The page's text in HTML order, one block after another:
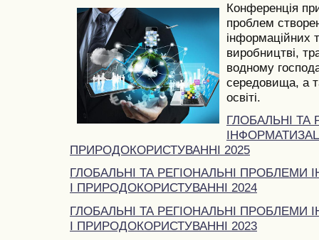
Конференція
проблем
інформаційних
виробництві,
водному
середовища, а
освіті.
ГЛОБАЛЬНІ ТА
ПРИРОДОКОРИСТУВАННІ 2025
ГЛОБАЛЬНІ ТА РЕГІОНАЛЬНІ ПРОБЛЕМИ
І ПРИРОДОКОРИСТУВАННІ 2024
ГЛОБАЛЬНІ ТА РЕГІОНАЛЬНІ ПРОБЛЕМИ
І ПРИРОДОКОРИСТУВАННІ 2023